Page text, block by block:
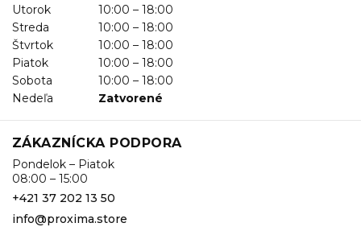
Utorok
10:00 – 18:00
Streda
10:00 – 18:00
Štvrtok
10:00 – 18:00
Piatok
10:00 – 18:00
Sobota
10:00 – 18:00
Nedeľa
Zatvorené
ZÁKAZNÍCKA PODPORA
Pondelok – Piatok
08:00 – 15:00
+421 37 202 13 50
info@proxima.store